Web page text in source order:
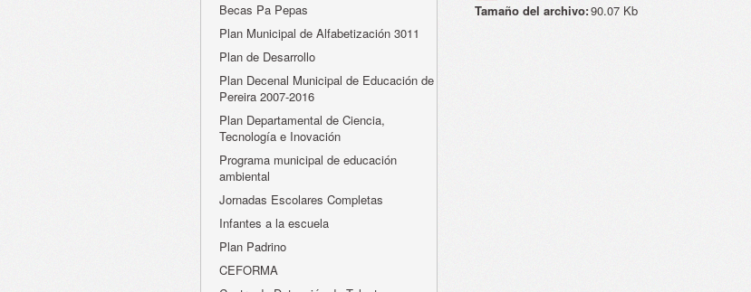
Becas Pa Pepas
Plan Municipal de Alfabetización 3011
Plan de Desarrollo
Plan Decenal Municipal de Educación de
Pereira 2007-2016
Plan Departamental de Ciencia,
Tecnología e Inovación
Programa municipal de educación
ambiental
Jornadas Escolares Completas
Infantes a la escuela
Plan Padrino
CEFORMA
Tamaño del archivo:90.07 Kb